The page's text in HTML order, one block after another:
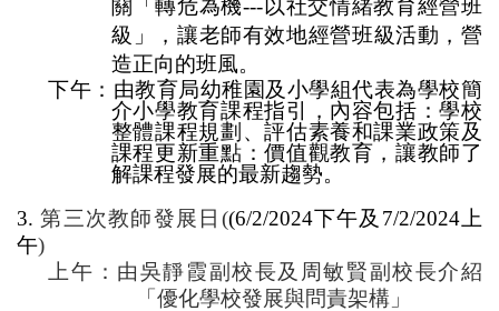
關「轉危為機---以社交情緒教育經營班
級」，讓老師有效地經營班級活動，營
造正向的班風。
下午：由教育局幼稚園及小學組代表為學校簡
介小學教育課程指引，內容包括：學校
整體課程規劃、評估素養和課業政策及
課程更新重點：價值觀教育，讓教師了
解課程發展的最新趨勢。
3.第三次教師發展日 ((6/2/2024下午及 7/2/2024上
午)
上午：由吳靜霞副校長及周敏賢副校長介紹
「優化學校發展與問責架構」